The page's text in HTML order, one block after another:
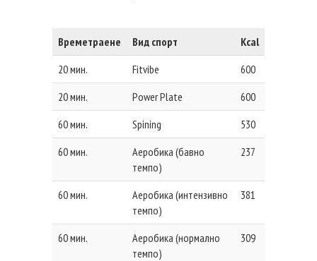
Времетраене Вид спорт
Kcal
20 мин.
Fitvibe
600
20 мин.
Power Plate
600
60 мин.
Spining
530
60 мин.
Аеробика (бавно
темпо)
237
60 мин.
Аеробика (интензивно
темпо)
381
60 мин.
Аеробика (нормално
темпо)
309